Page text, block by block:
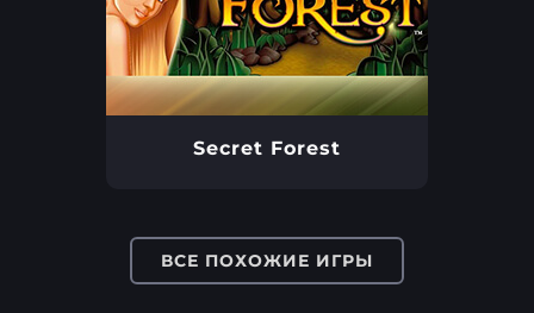
Secret Forest
ВСЕ ПОХОЖИЕ ИГРЫ